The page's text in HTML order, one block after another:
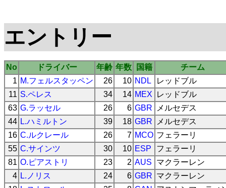
エントリー
No ドライバー 年齢 年数 国籍
チーム
1 M.フェルスタッペン 26 10 NDL
レッドブル
11 S.ペレス 34 14 MEX
レッドブル
63 G.ラッセル 26 6 GBR
メルセデス
44 L.ハミルトン 39 18 GBR
メルセデス
16 C.ルクレール 26 7 MCO フェラーリ
55 C.サインツ 30 10 ESP
フェラーリ
81 O.ピアストリ 23 2 AUS
マクラーレン
4 L.ノリス 24 6 GBR マクラーレン